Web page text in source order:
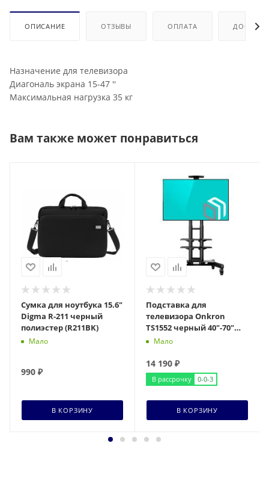
ОПИСАНИЕ ОТЗЫВЫ ОПЛАТА
Назначение для телевизора
Диагональ экрана 15-47 ''
Максимальная нагрузка 35 кг
Вам также может понравиться
Сумка для ноутбука 15.6"
Digma R-211 черный
полиэстер (R211BK)
Мало
990 ₽
В КОРЗИНУ
Подставка для
телевизора Onkron
TS1552 черный 40"-70"
макс.60.5кг напольный
Мало
14 190 ₽
В рассрочку 0-0-3
В КОРЗИНУ